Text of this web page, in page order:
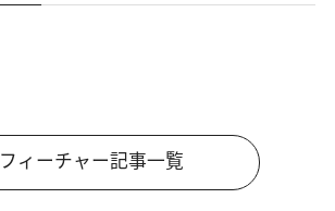
フィーチャー記事一覧